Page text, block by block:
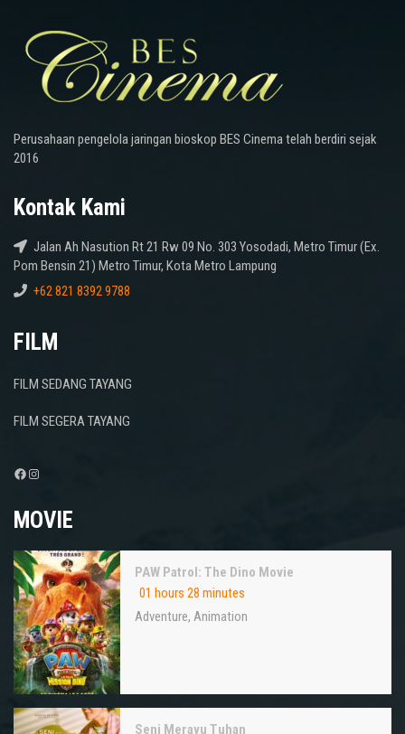
Perusahaan pengelola jaringan bioskop BES Cinema telah berdiri sejak
2016
Kontak Kami
Jalan Ah Nasution Rt 21 Rw 09 No. 303 Yosodadi, Metro Timur (Ex.
Pom Bensin 21) Metro Timur, Kota Metro Lampung
+62 821 8392 9788
FILM
FILM SEDANG TAYANG
FILM SEGERA TAYANG
Facebook
Instagram
MOVIE
PAW Patrol: The Dino Movie
01 hours 28 minutes
Adventure, Animation
Seni Merayu Tuhan